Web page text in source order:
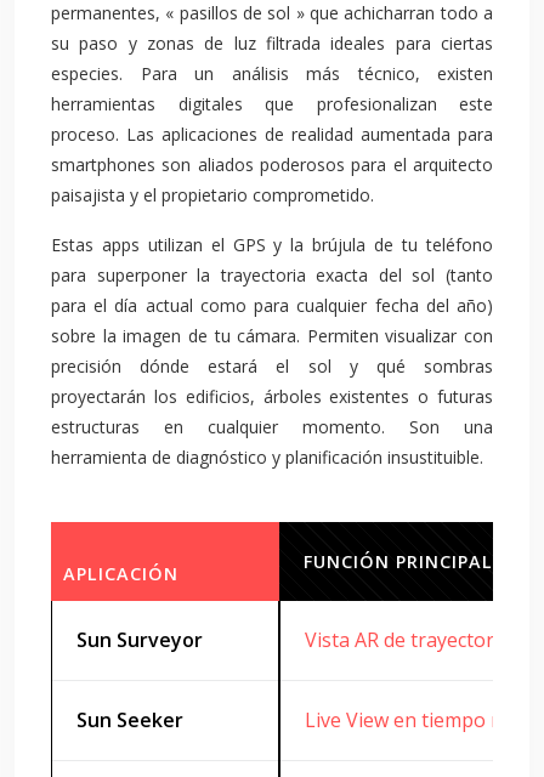
permanentes, « pasillos de sol » que achicharran todo a
su paso y zonas de luz filtrada ideales para ciertas
especies. Para un análisis más técnico, existen
herramientas digitales que profesionalizan este
proceso. Las aplicaciones de realidad aumentada para
smartphones son aliados poderosos para el arquitecto
paisajista y el propietario comprometido.
Estas apps utilizan el GPS y la brújula de tu teléfono
para superponer la trayectoria exacta del sol (tanto
para el día actual como para cualquier fecha del año)
sobre la imagen de tu cámara. Permiten visualizar con
precisión dónde estará el sol y qué sombras
proyectarán los edificios, árboles existentes o futuras
estructuras en cualquier momento. Son una
herramienta de diagnóstico y planificación insustituible.
APLICACIÓN
FUNCIÓN PRINCIPAL
Sun Surveyor Vista AR de trayectoria
Sun Seeker Live View en tiempo real